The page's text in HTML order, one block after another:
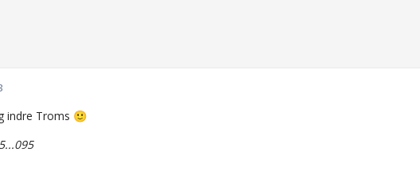
indre Troms 🙂